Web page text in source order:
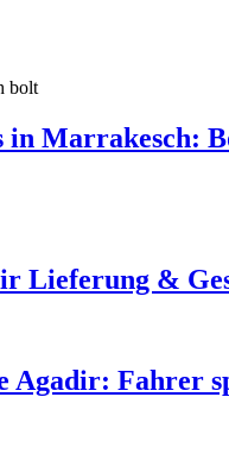
in Marrakesch:
Lieferung &
Agadir: Fahrer